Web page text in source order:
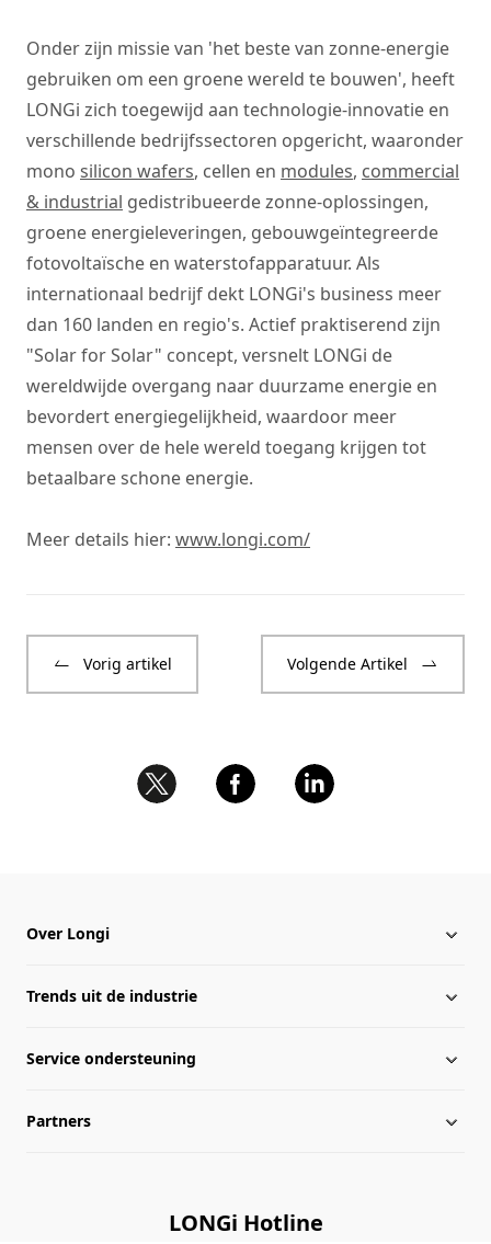
Onder zijn missie van 'het beste van zonne-energie
gebruiken om een groene wereld te bouwen', heeft
LONGi zich toegewijd aan technologie-innovatie en
verschillende bedrijfssectoren opgericht, waaronder
mono silicon wafers, cellen en modules, commercial
& industrial gedistribueerde zonne-oplossingen,
groene energieleveringen, gebouwgeïntegreerde
fotovoltaïsche en waterstofapparatuur. Als
internationaal bedrijf dekt LONGi's business meer
dan 160 landen en regio's. Actief praktiserend zijn
"Solar for Solar" concept, versnelt LONGi de
wereldwijde overgang naar duurzame energie en
bevordert energiegelijkheid, waardoor meer
mensen over de hele wereld toegang krijgen tot
betaalbare schone energie.
Meer details hier: www.longi.com/
Vorig artikel Volgende Artikel
Over Longi
Over Longi
Geglobaliseerde indeling
Informatie van beheersniveau
Trends uit de industrie
Nieuws van Longi
Service ondersteuning
Downloadcentrum
Partners
LONGi Hotline